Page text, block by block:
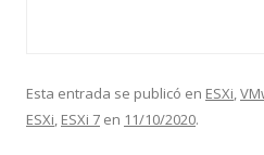
Esta entrada se publicó en ESXi,
ESXi, ESXi 7 en 11/10/2020.